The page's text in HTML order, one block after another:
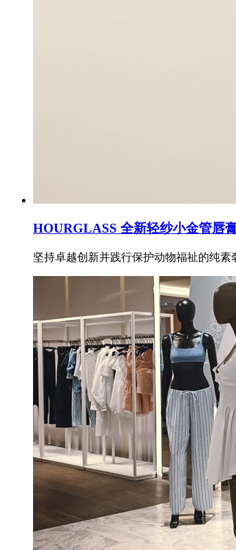
HOURGLASS 全新轻纱小金管唇
坚持卓越创新并践行保护动物福祉的纯